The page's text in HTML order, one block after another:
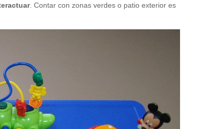
. Contar con zonas verdes o patio exterior es